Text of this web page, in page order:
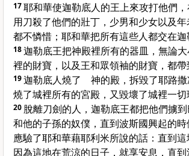
17耶和華使迦勒底人的王上來攻打他們
用刀殺了他們的壯丁，少男和少女以及
都不憐惜；耶和華把所有這些人都交在迦
18迦勒底王把神殿裡所有的器皿，無論
裡的財寶，以及王和眾領袖的財寶，都帶
19迦勒底人燒了 神的殿，拆毀了耶路撒
燒了城裡所有的宮殿，又毀壞了城裡一切
20 脫離刀劍的人，迦勒底王都把他們擄
和他的子孫的奴僕，直到波斯國興起的時
應驗了耶和華藉耶利米所說的話：直到這
因為這地在荒涼的日子，就享安息，直到